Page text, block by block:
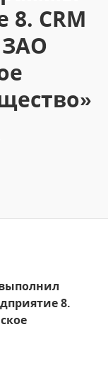
CRM
8.